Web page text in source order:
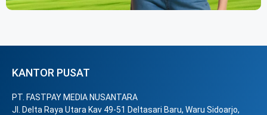
KANTOR PUSAT
PT. FASTPAY MEDIA NUSANTARA
Jl. Delta Raya Utara Kav 49-51 Deltasari Baru, Waru Sidoarjo,